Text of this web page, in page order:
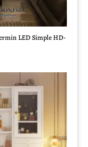
LED Simple HD-